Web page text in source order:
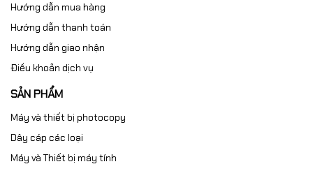
Hướng dẫn mua hàng
Hướng dẫn thanh toán
Hướng dẫn giao nhận
Điều khoản dịch vụ
SẢN PHẨM
Máy và thiết bị photocopy
Dây cáp các loại
Máy và Thiết bị máy tính